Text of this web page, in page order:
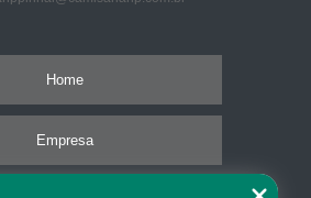
Home
Empresa